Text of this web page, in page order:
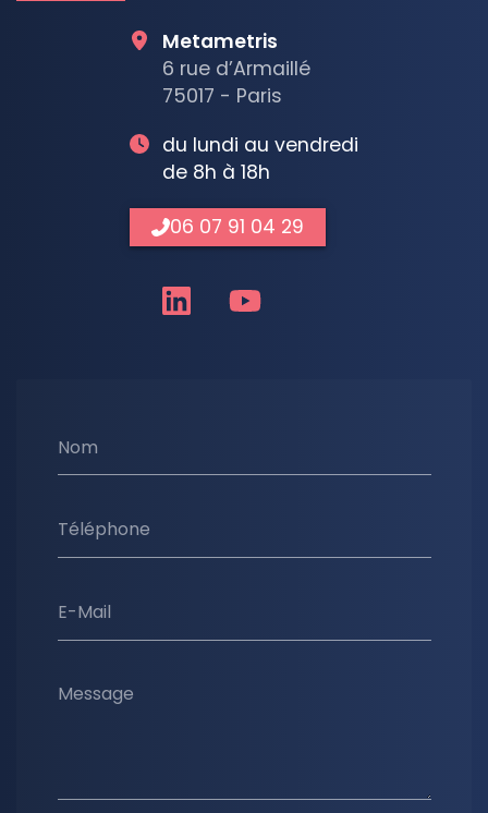
Nom
Téléphone
E-Mail
Message
Metametris
6 rue d’Armaillé
75017 - Paris
du lundi au vendredi
de 8h à 18h
06 07 91 04 29